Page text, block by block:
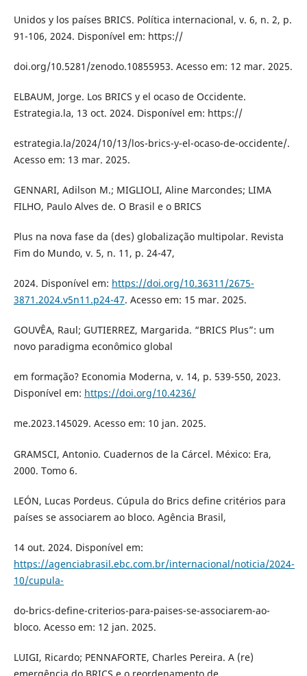
Unidos y los países BRICS. Política internacional, v. 6, n. 2, p.
91-106, 2024. Disponível em: https://
doi.org/10.5281/zenodo.10855953. Acesso em: 12 mar. 2025.
ELBAUM, Jorge. Los BRICS y el ocaso de Occidente.
Estrategia.la, 13 oct. 2024. Disponível em: https://
estrategia.la/2024/10/13/los-brics-y-el-ocaso-de-occidente/.
Acesso em: 13 mar. 2025.
GENNARI, Adilson M.; MIGLIOLI, Aline Marcondes; LIMA
FILHO, Paulo Alves de. O Brasil e o BRICS
Plus na nova fase da (des) globalização multipolar. Revista
Fim do Mundo, v. 5, n. 11, p. 24-47,
2024. Disponível em: https://doi.org/10.36311/2675-
3871.2024.v5n11.p24-47. Acesso em: 15 mar. 2025.
GOUVÊA, Raul; GUTIERREZ, Margarida. “BRICS Plus”: um
novo paradigma econômico global
em formação? Economia Moderna, v. 14, p. 539-550, 2023.
Disponível em: https://doi.org/10.4236/
me.2023.145029. Acesso em: 10 jan. 2025.
GRAMSCI, Antonio. Cuadernos de la Cárcel. México: Era,
2000. Tomo 6.
LEÓN, Lucas Pordeus. Cúpula do Brics define critérios para
países se associarem ao bloco. Agência Brasil,
14 out. 2024. Disponível em:
https://agenciabrasil.ebc.com.br/internacional/noticia/2024-
10/cupula-
do-brics-define-criterios-para-paises-se-associarem-ao-
bloco. Acesso em: 12 jan. 2025.
LUIGI, Ricardo; PENNAFORTE, Charles Pereira. A (re)
emergência do BRICS e o reordenamento de